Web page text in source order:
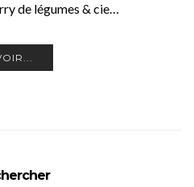
de légumes & cie…